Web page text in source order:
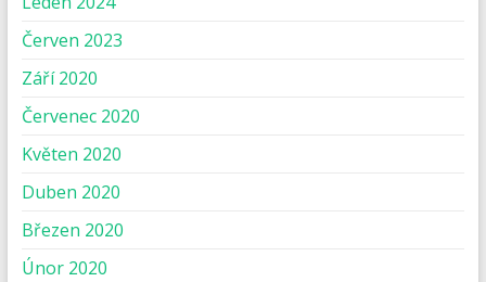
Červen 2023
Září 2020
Červenec 2020
Květen 2020
Duben 2020
Březen 2020
Únor 2020